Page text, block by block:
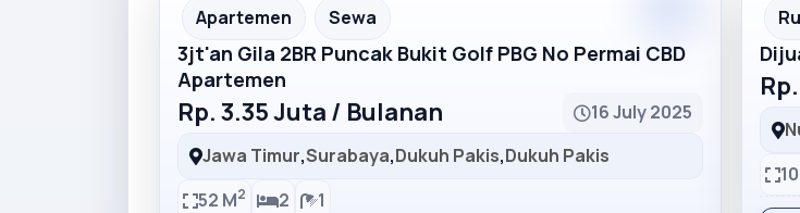
Partner Ad
Apartemen Sewa
3jt'an Gila 2BR Puncak Bukit Golf PBG No Permai CBD
Apartemen
Rp. 3.35 Juta / Bulanan
16 July 2025
Jawa Timur,Surabaya,Dukuh Pakis,Dukuh Pakis
52 M2 2 1